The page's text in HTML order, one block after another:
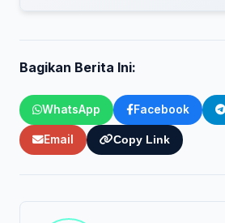
Bagikan Berita Ini:
WhatsApp Facebook
Email Copy Link